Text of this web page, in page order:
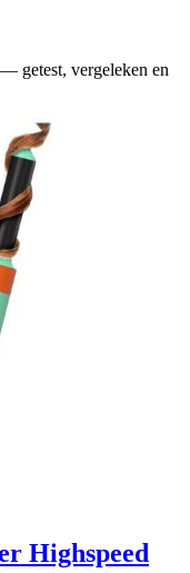
getest, vergeleken en
Highspeed